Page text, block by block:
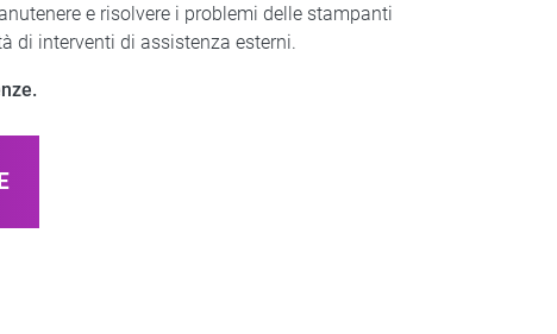
e risolvere i problemi delle stampanti
di interventi di assistenza esterni.